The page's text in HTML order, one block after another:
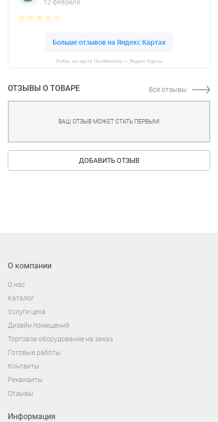
ЛоКос на карте Челябинска — Яндекс Карты
ОТЗЫВЫ О ТОВАРЕ Все отзывы
ВАШ ОТЗЫВ МОЖЕТ СТАТЬ ПЕРВЫМ!
ДОБАВИТЬ ОТЗЫВ
О компании
О нас
Каталог
Услуги цеха
Дизайн помещений
Торговое оборудование на заказ
Готовые работы
Контакты
Реквизиты
Отзывы
Информация